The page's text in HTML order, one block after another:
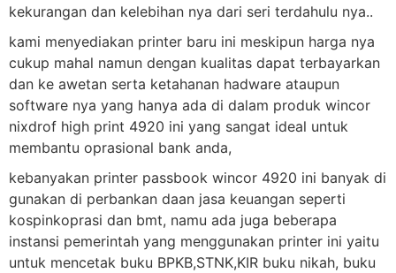
kekurangan dan kelebihan nya dari seri terdahulu nya..
kami menyediakan printer baru ini meskipun harga nya
cukup mahal namun dengan kualitas dapat terbayarkan
dan ke awetan serta ketahanan hadware ataupun
software nya yang hanya ada di dalam produk wincor
nixdrof high print 4920 ini yang sangat ideal untuk
membantu oprasional bank anda,
kebanyakan printer passbook wincor 4920 ini banyak di
gunakan di perbankan daan jasa keuangan seperti
kospinkoprasi dan bmt, namu ada juga beberapa
instansi pemerintah yang menggunakan printer ini yaitu
untuk mencetak buku BPKB,STNK,KIR buku nikah, buku